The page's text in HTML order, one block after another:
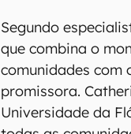
Segundo
que combina o
comunidades com
promissora.
Universidade da